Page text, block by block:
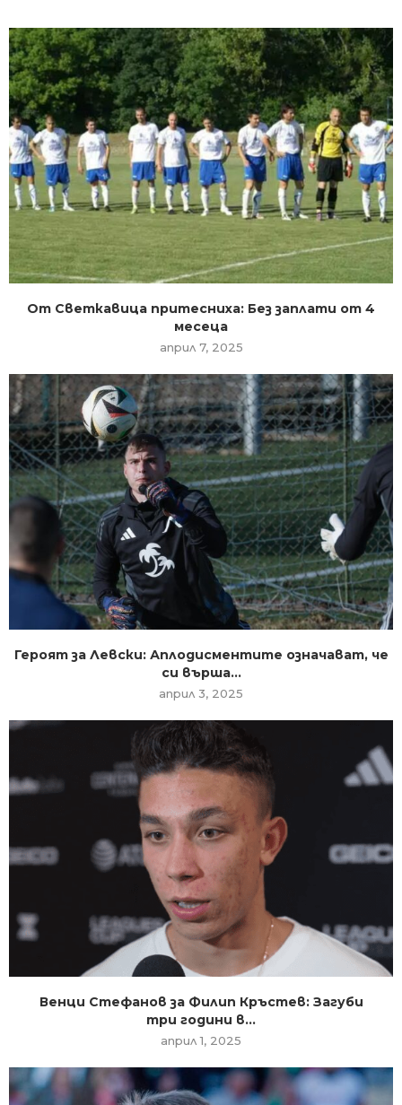
От Светкавица притесниха: Без заплати от 4
месеца
април 7, 2025
Героят за Левски: Аплодисментите означават, че
си върша...
април 3, 2025
Венци Стефанов за Филип Кръстев: Загуби
три години в...
април 1, 2025